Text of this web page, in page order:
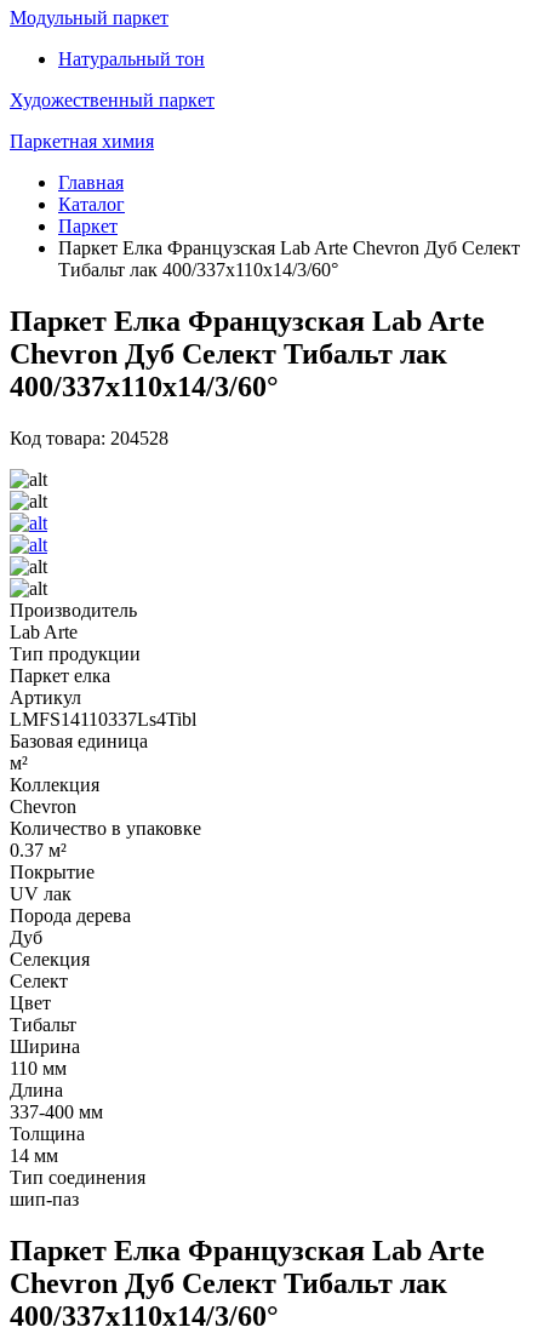
Модульный паркет
Натуральный тон
Художественный паркет
Паркетная химия
Главная
Каталог
Паркет
Паркет Елка Французская Lab Arte Chevron Дуб Селект
Тибальт лак 400/337х110х14/3/60°
Паркет Елка Французская Lab Arte
Chevron Дуб Селект Тибальт лак
400/337х110х14/3/60°
Код товара: 204528
Производитель
Lab Arte
Тип продукции
Паркет елка
Артикул
LMFS14110337Ls4Tibl
Базовая единица
м²
Коллекция
Chevron
Количество в упаковке
0.37 м²
Покрытие
UV лак
Порода дерева
Дуб
Селекция
Селект
Цвет
Тибальт
Ширина
110 мм
Длина
337-400 мм
Толщина
14 мм
Тип соединения
шип-паз
Паркет Елка Французская Lab Arte
Chevron Дуб Селект Тибальт лак
400/337х110х14/3/60°